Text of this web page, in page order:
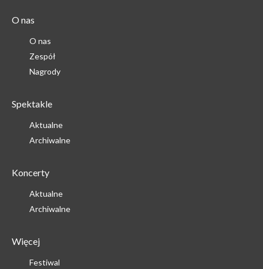
O nas
O nas
Zespół
Nagrody
Spektakle
Aktualne
Archiwalne
Koncerty
Aktualne
Archiwalne
Więcej
Festiwal